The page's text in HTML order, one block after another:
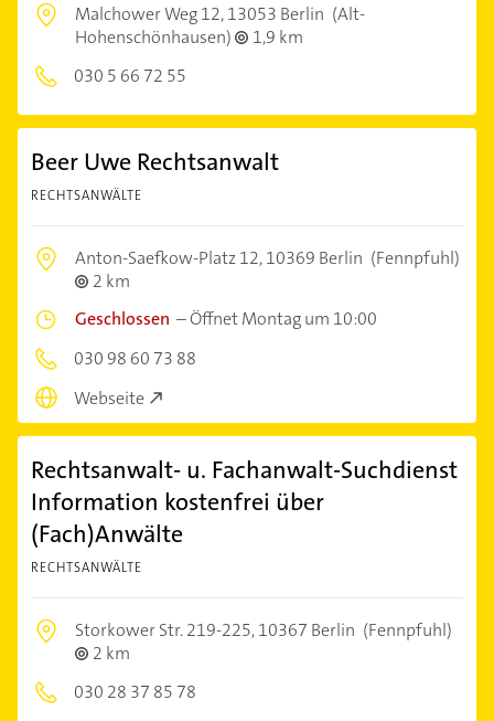
Malchower Weg 12,13053 Berlin (Alt-
Hohenschönhausen)
1,9 km
030 5 66 72 55
Beer Uwe Rechtsanwalt
RECHTSANWÄLTE
Anton-Saefkow-Platz 12,10369 Berlin (Fennpfuhl)
2 km
Geschlossen –Öffnet Montag um 10:00
030 98 60 73 88
Webseite
Rechtsanwalt- u. Fachanwalt-Suchdienst
Information kostenfrei über
(Fach)Anwälte
RECHTSANWÄLTE
Storkower Str. 219-225,10367 Berlin (Fennpfuhl)
2 km
030 28 37 85 78